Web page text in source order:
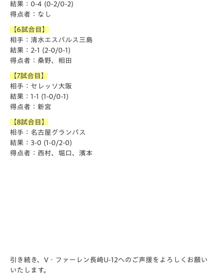
結果：0-4 (0-2/0-2)
得点者：なし
【6試合目】
相手：清水エスパルス三島
結果：2-1 (2-0/0-1)
得点者：桑野、相田
【7試合目】
相手：セレッソ大阪
結果：1-1 (1-0/0-1)
得点者：新宮
【8試合目】
相手：名古屋グランパス
結果：3-0 (1-0/2-0)
得点者：西村、堀口、濱本
引き続き、V・ファーレン長崎U-12へのご声援をよろしくお願 い
いたします。